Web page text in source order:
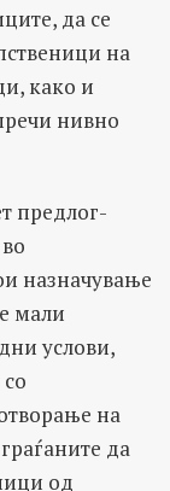
да се
на
како и
нивно
предлог-
назначување
мали
услови,
на
да
од